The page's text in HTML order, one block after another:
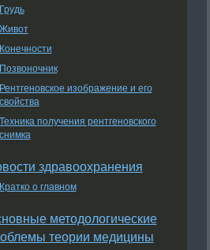
Грудь
Живот
Конечности
Позвоночник
Рентгеновское изображение и его
свойства
Техника получения рентгеновского
снимка
здравоохранения
Кратко о главном
методологические
теории медицины